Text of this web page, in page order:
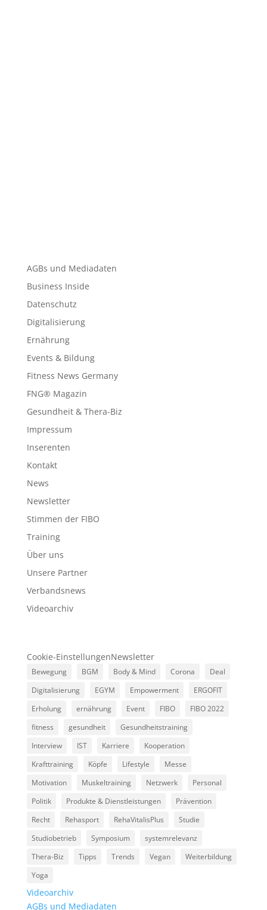
AGBs und Mediadaten
Business Inside
Datenschutz
Digitalisierung
Ernährung
Events & Bildung
Fitness News Germany
FNG® Magazin
Gesundheit & Thera-Biz
Impressum
Inserenten
Kontakt
News
Newsletter
Stimmen der FIBO
Training
Über uns
Unsere Partner
Verbandsnews
Videoarchiv
Cookie-EinstellungenNewsletter
Bewegung BGM Body & Mind Corona
Deal
Digitalisierung
EGYM Empowerment
ERGOFIT
Erholung
ernährung Event FIBO
FIBO 2022
fitness
gesundheit
Gesundheitstraining
Interview
IST Karriere
Kooperation
Krafttraining
Köpfe Lifestyle
Messe
Motivation
Muskeltraining Netzwerk
Personal
Politik
Produkte & Dienstleistungen
Prävention
Recht
Rehasport RehaVitalisPlus
Studie
Studiobetrieb
Symposium
systemrelevanz
Thera-Biz
Tipps Trends Vegan
Weiterbildung
Yoga
Videoarchiv
AGBs und Mediadaten